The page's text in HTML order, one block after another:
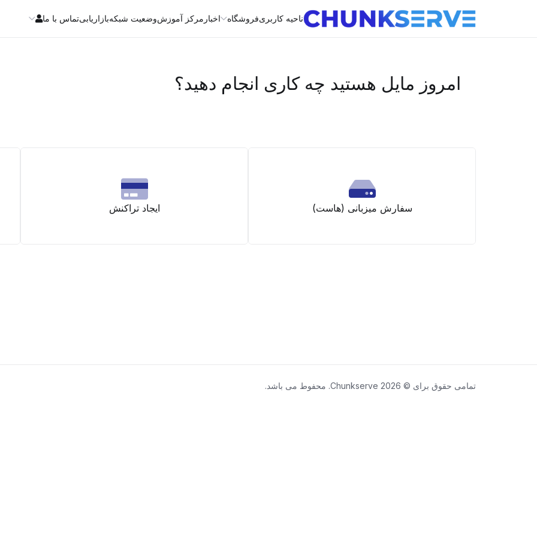
ناحیه کاربریفروشگاه اخبار مرکز آموزشوضعیت شبکهبازاریابیتماس با ما
امروز مایل هستید چه کاری انجام دهید؟
سفارش میزبانی (هاست) ایجاد تراکنش
تمامی حقوق برای © 2026 Chunkserve. محفوط می باشد.